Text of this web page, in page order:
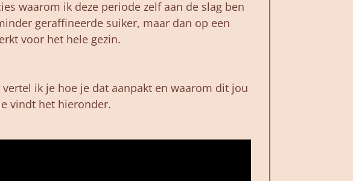
waarom ik deze periode zelf aan de slag ben
geraffineerde suiker, maar dan op een
voor het hele gezin.
ik je hoe je dat aanpakt en waarom dit jou
vindt het hieronder.